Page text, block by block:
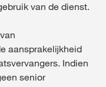
van de dienst.
aansprakelijkheid
Indien
senior